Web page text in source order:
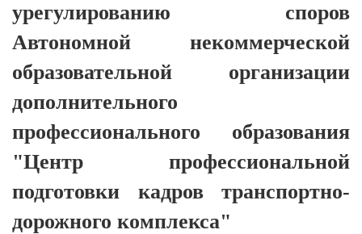
урегулированию споров
Автономной некоммерческой
образовательной организации
дополнительного
профессионального образования
"Центр профессиональной
подготовки кадров транспортно-
дорожного комплекса"